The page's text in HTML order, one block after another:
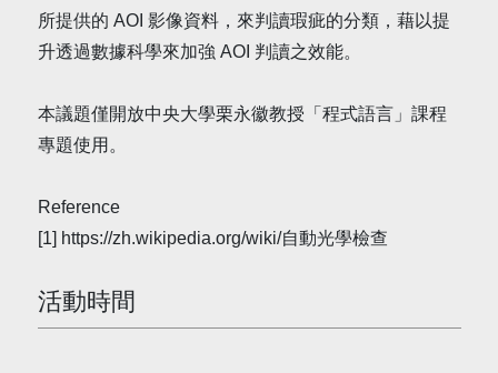
所提供的 AOI 影像資料，來判讀瑕疵的分類，藉以提
升透過數據科學來加強 AOI 判讀之效能。
本議題僅開放中央大學栗永徽教授「程式語言」課程
專題使用。
Reference
[1] https://zh.wikipedia.org/wiki/自動光學檢查
活動時間